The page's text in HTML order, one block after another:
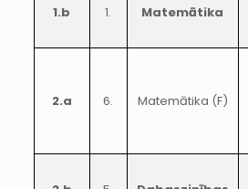
1.b 1. Matemātika
2.a 6. Matemātika (F)